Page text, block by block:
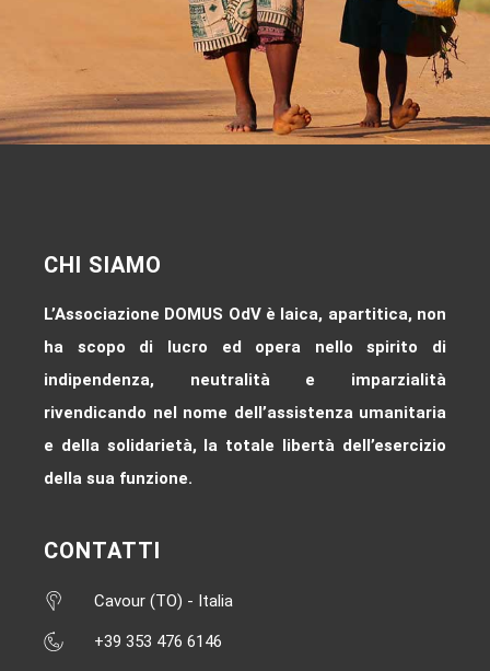
CHI SIAMO
L’Associazione DOMUS OdV è laica, apartitica, non
ha scopo di lucro ed opera nello spirito di
indipendenza, neutralità e imparzialità
rivendicando nel nome dell’assistenza umanitaria
e della solidarietà, la totale libertà dell’esercizio
della sua funzione.
CONTATTI
Cavour (TO) - Italia
+39 353 476 6146‬